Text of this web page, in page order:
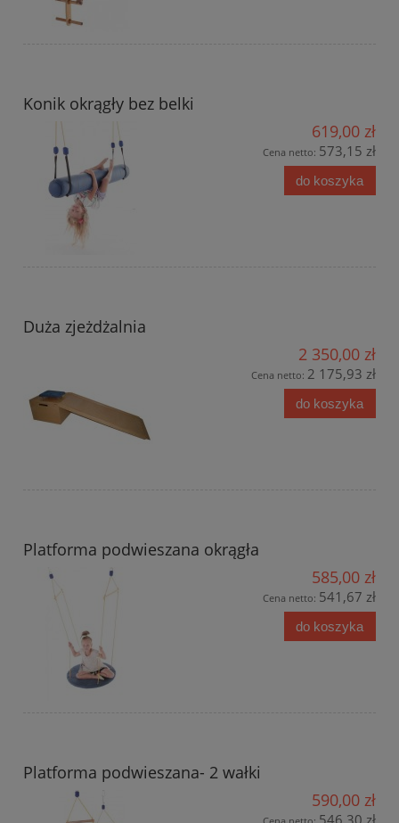
Konik okrągły bez belki
619,00 zł
Cena netto: 573,15 zł
do koszyka
Duża zjeżdżalnia
2 350,00 zł
Cena netto: 2 175,93 zł
do koszyka
Platforma podwieszana okrągła
585,00 zł
Cena netto: 541,67 zł
do koszyka
Platforma podwieszana- 2 wałki
590,00 zł